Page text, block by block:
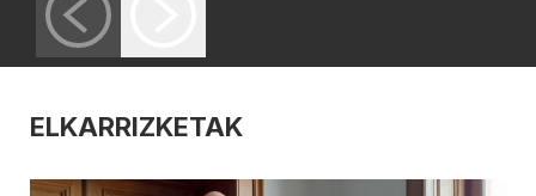
ELKARRIZKETAK